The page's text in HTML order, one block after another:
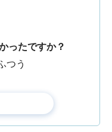
ったですか？
つう